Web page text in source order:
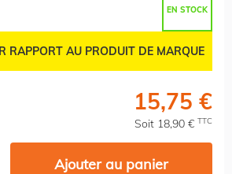
EN STOCK
RAPPORT AU PRODUIT DE MARQUE
15,75 €
Soit 18,90 € TTC
Ajouter au panier